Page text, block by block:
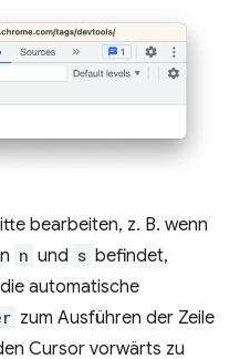
bearbeiten, z. B. wenn
n und s befindet,
automatische
zum Ausführen der Zeile
Cursor vorwärts zu